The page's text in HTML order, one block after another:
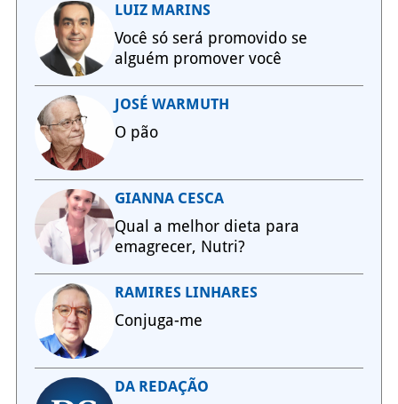
LUIZ MARINS
Você só será promovido se
alguém promover você
JOSÉ WARMUTH
O pão
GIANNA CESCA
Qual a melhor dieta para
emagrecer, Nutri?
RAMIRES LINHARES
Conjuga-me
DA REDAÇÃO